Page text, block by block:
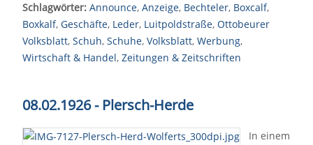
Schlagwörter: Announce, Anzeige, Bechteler, Boxcalf,
Boxkalf, Geschäfte, Leder, Luitpoldstraße, Ottobeurer
Volksblatt, Schuh, Schuhe, Volksblatt, Werbung,
Wirtschaft & Handel, Zeitungen & Zeitschriften
08.02.1926 - Plersch-Herde
In einem